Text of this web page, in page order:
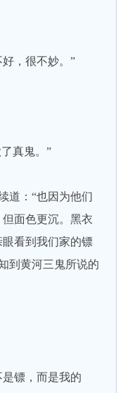
，很不妙。”
真鬼。”
道：“也因为他们
面色更沉。黑衣
眼看到我们家的镖
到黄河三鬼所说的
镖，而是我的